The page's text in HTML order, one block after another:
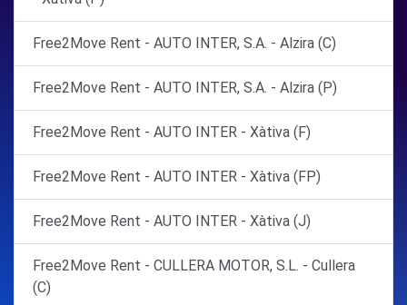
Free2Move Rent - AUTO INTER, S.A. - Alzira (C)
Free2Move Rent - AUTO INTER, S.A. - Alzira (P)
Free2Move Rent - AUTO INTER - Xàtiva (F)
Free2Move Rent - AUTO INTER - Xàtiva (FP)
Free2Move Rent - AUTO INTER - Xàtiva (J)
Free2Move Rent - CULLERA MOTOR, S.L. - Cullera
(C)